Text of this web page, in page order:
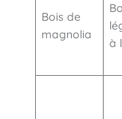
Bois de
magnolia
à